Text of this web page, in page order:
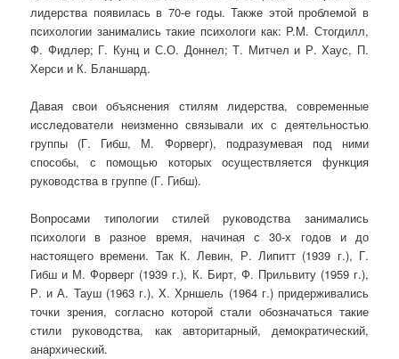
лидерства появилась в 70-е годы. Также этой проблемой в
психологии занимались такие психологи как: P.M. Стогдилл,
Ф. Фидлер; Г. Кунц и С.О. Доннел; Т. Митчел и Р. Хаус, П.
Херси и К. Бланшард.
Давая свои объяснения стилям лидерства, современные
исследователи неизменно связывали их с деятельностью
группы (Г. Гибш, М. Форверг), подразумевая под ними
способы, с помощью которых осуществляется функция
руководства в группе (Г. Гибш).
Вопросами типологии стилей руководства занимались
психологи в разное время, начиная с 30-х годов и до
настоящего времени. Так К. Левин, Р. Липитт (1939 г.), Г.
Гибш и М. Форверг (1939 г.), К. Бирт, Ф. Прильвиту (1959 г.),
Р. и А. Тауш (1963 г.), X. Хрншель (1964 г.) придерживались
точки зрения, согласно которой стали обозначаться такие
стили руководства, как авторитарный, демократический,
анархический.